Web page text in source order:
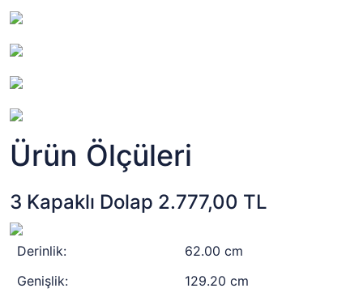
Ürün Ölçüleri
3 Kapaklı Dolap 2.777,00 TL
Derinlik:
62.00 cm
Genişlik:
129.20 cm